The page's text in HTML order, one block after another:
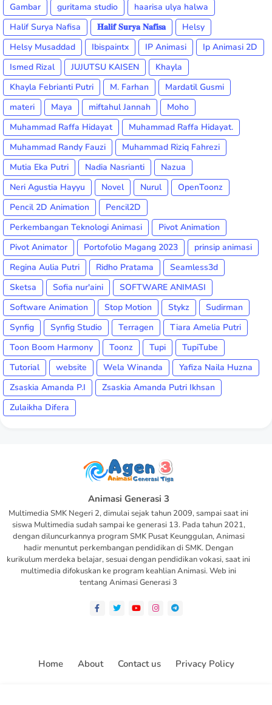
Gambar
guritama studio
haarisa ulya halwa
Halif Surya Nafisa
𝐇𝐚𝐥𝐢𝐟 𝐒𝐮𝐫𝐲𝐚 𝐍𝐚𝐟𝐢𝐬𝐚
Helsy
Helsy Musaddad
Ibispaintx IP Animasi
Ip Animasi 2D
Ismed Rizal
JUJUTSU KAISEN
Khayla
Khayla Febrianti Putri
M. Farhan
Mardatil Gusmi
materi
Maya miftahul Jannah
Moho
Muhammad Raffa Hidayat
Muhammad Raffa Hidayat.
Muhammad Randy Fauzi
Muhammad Riziq Fahrezi
Mutia Eka Putri
Nadia Nasrianti
Nazua
Neri Agustia Hayyu
Novel Nurul
OpenToonz
Pencil 2D Animation
Pencil2D
Perkembangan Teknologi Animasi
Pivot Animation
Pivot Animator
Portofolio Magang 2023
prinsip animasi
Regina Aulia Putri
Ridho Pratama
Seamless3d
Sketsa
Sofia nur'aini
SOFTWARE ANIMASI
Software Animation
Stop Motion Stykz
Sudirman
Synfig
Synfig Studio Terragen
Tiara Amelia Putri
Toon Boom Harmony
Toonz Tupi
TupiTube
Tutorial
website Wela Winanda
Yafiza Naila Huzna
Zsaskia Amanda P.I
Zsaskia Amanda Putri Ikhsan
Zulaikha Difera
Animasi Generasi 3
Multimedia SMK Negeri 2, dimulai sejak tahun 2009, sampai saat ini
siswa Multimedia sudah sampai ke generasi 13. Pada tahun 2021,
dengan diluncurkannya program SMK Pusat Keunggulan, Animasi
hadir menuntut perkembangan pendidikan di SMK. Dengan
kurikulum merdeka belajar, sesuai dengan pendidikan vokasi, saat ini
multimedia difokuskan ke program keahlian Animasi. Web ini
tentang Animasi Generasi 3
Home About Contact us Privacy Policy